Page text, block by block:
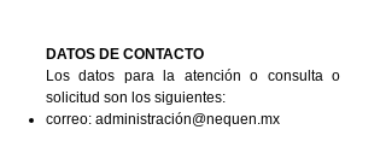
DATOS DE CONTACTO
Los datos para la atención o consulta o
solicitud son los siguientes:
correo: administración@nequen.mx